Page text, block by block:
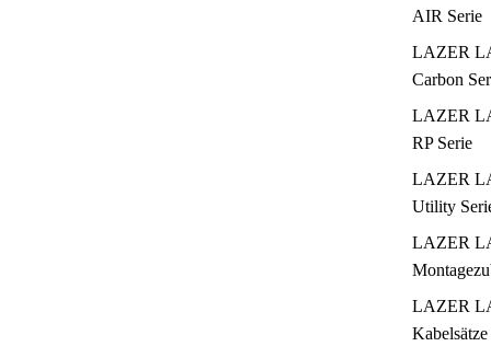
AIR Serie
LAZER
Carbon
LAZER
RP Serie
LAZER
Utility
LAZER
LAZER
Kabelsätze